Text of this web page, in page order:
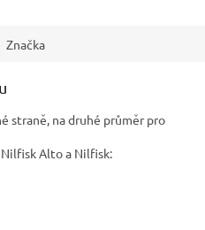
Značka
straně, na druhé průměr pro
Nilfisk Alto a Nilfisk: